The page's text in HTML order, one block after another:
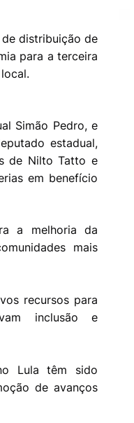
distribuição de
para a terceira
Simão Pedro, e
estadual,
de Nilto Tatto e
em benefício
a melhoria da
mais
recursos para
inclusão e
Lula têm sido
de avanços